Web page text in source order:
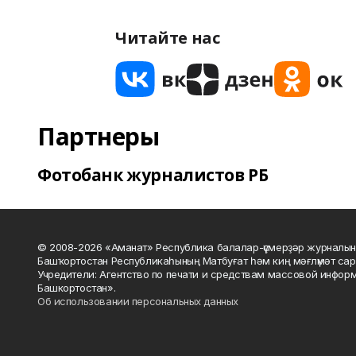
Читайте нас
Партнеры
Фотобанк журналистов РБ
© 2008-2026 «Аманат» Республика балалар-үҫмерҙәр
Башҡортостан Республикаһының Матбуғат һәм киң мәғлүмәт
Учредители: Агентство по печати и средствам массовой
Башкортостан».
Об использовании персональных данных